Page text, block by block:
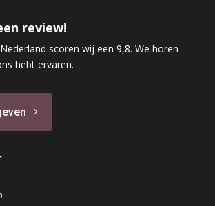
review!
scoren wij een 9,8. We horen
hebt ervaren.